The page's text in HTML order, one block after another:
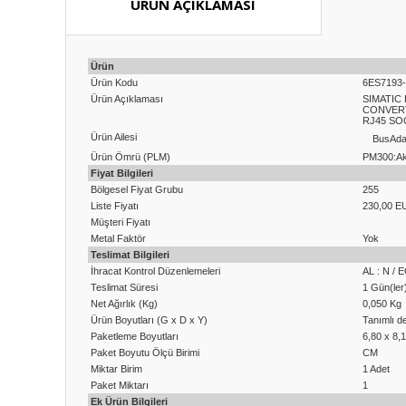
ÜRÜN AÇIKLAMASI
Ürün
Ürün Kodu
Ürün Açıklaması
SIMATIC
RJ45
Ürün Ailesi
Ürün Ömrü (PLM)
Fiyat Bilgileri
Bölgesel Fiyat Grubu
255
Liste Fiyatı
230,00
Müşteri Fiyatı
Metal Faktör
Yok
Teslimat Bilgileri
İhracat Kontrol Düzenlemeleri
AL : N /
Teslimat Süresi
1 Gün(ler)
Net Ağırlık (Kg)
0,050 Kg
Ürün Boyutları (G x D x Y)
Tanımlı
Paketleme Boyutları
6,80 x
Paket Boyutu Ölçü Birimi
CM
Miktar Birim
1 Adet
Paket Miktarı
1
Ek Ürün Bilgileri